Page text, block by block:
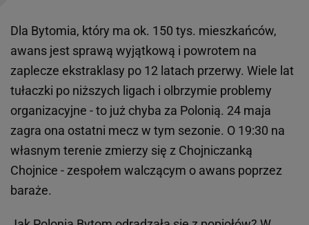
Dla Bytomia, który ma ok. 150 tys. mieszkańców,
awans jest sprawą wyjątkową i powrotem na
zaplecze ekstraklasy po 12 latach przerwy. Wiele lat
tułaczki po niższych ligach i olbrzymie problemy
organizacyjne - to już chyba za Polonią. 24 maja
zagra ona ostatni mecz w tym sezonie. O 19:30 na
własnym terenie zmierzy się z Chojniczanką
Chojnice - zespołem walczącym o awans poprzez
baraże.